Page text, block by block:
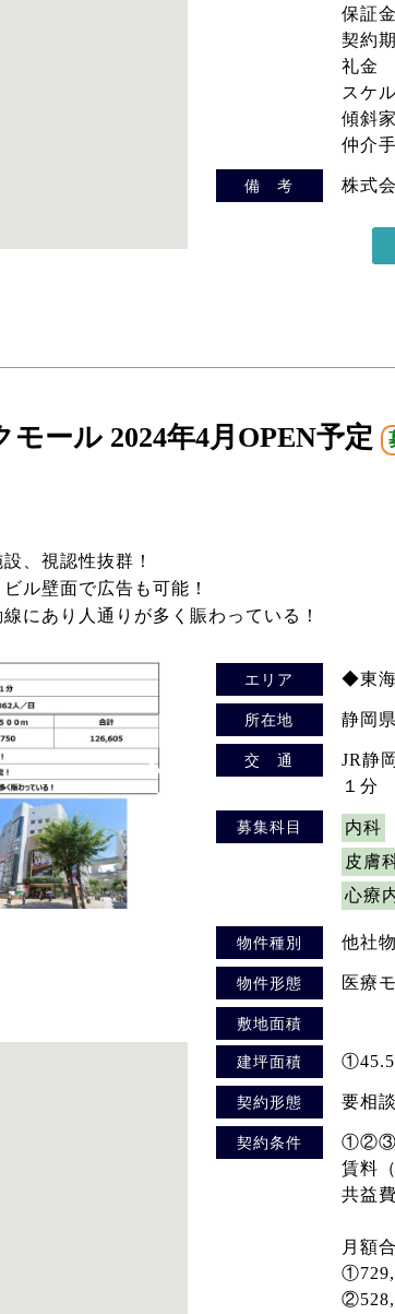
保証
契約
礼金
スケ
傾斜
仲介
備 考 株式
ール 2024年4月OPEN予定
、視認性抜群！
ル壁面で広告も可能！
にあり人通りが多く賑わっている！
エリア ◆東
所在地 静岡
交 通
JR静
１分
募集科目 内科
皮膚
心療
物件種別 他社
物件形態 医療
敷地面積
建坪面積
契約形態 要相談
契約条件
賃料
共益
月額